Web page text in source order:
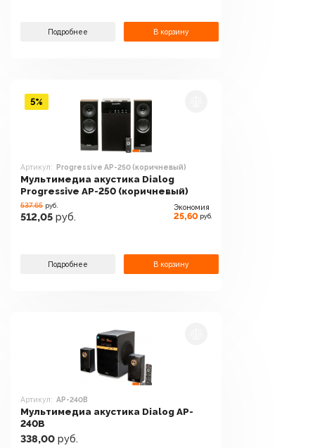
Подробнее В корзину
Артикул: Progressive AP-250 (коричневый)
Мультимедиа акустика Dialog
Progressive AP-250 (коричневый)
537.65 руб.
512,05 руб.
Экономия
25,60 руб.
Подробнее В корзину
5%
Артикул: AP-240B
Мультимедиа акустика Dialog AP-
240B
338,00 руб.